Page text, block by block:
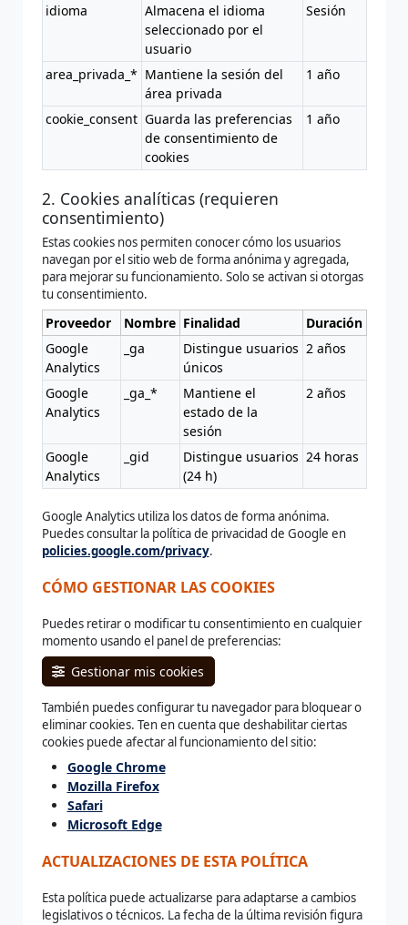
idioma
Almacena el idioma
seleccionado por el
usuario
Sesión
area_privada_* Mantiene la sesión del
área privada
1 año
cookie_consent Guarda las preferencias
de consentimiento de
cookies
1 año
2. Cookies analíticas (requieren
consentimiento)
Estas cookies nos permiten conocer cómo los usuarios
navegan por el sitio web de forma anónima y agregada,
para mejorar su funcionamiento. Solo se activan si otorgas
tu consentimiento.
Proveedor Nombre Finalidad
Duración
Google
Analytics
_ga
Distingue usuarios
únicos
2 años
Google
Analytics
_ga_*
Mantiene el
estado de la
sesión
2 años
Google
Analytics
_gid
Distingue usuarios
(24 h)
24 horas
Google Analytics utiliza los datos de forma anónima.
Puedes consultar la política de privacidad de Google en
policies.google.com/privacy.
CÓMO GESTIONAR LAS COOKIES
Puedes retirar o modificar tu consentimiento en cualquier
momento usando el panel de preferencias:
Gestionar mis cookies
También puedes configurar tu navegador para bloquear o
eliminar cookies. Ten en cuenta que deshabilitar ciertas
cookies puede afectar al funcionamiento del sitio:
Google Chrome
Mozilla Firefox
Safari
Microsoft Edge
ACTUALIZACIONES DE ESTA POLÍTICA
Esta política puede actualizarse para adaptarse a cambios
legislativos o técnicos. La fecha de la última revisión figura